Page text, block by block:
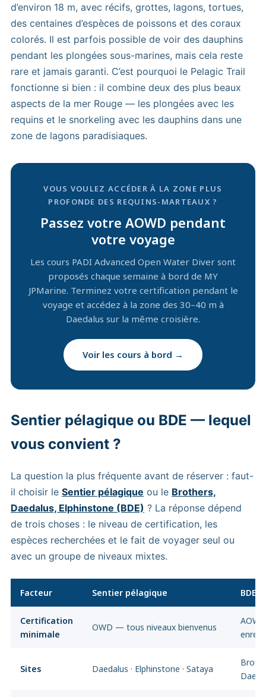
d’environ 18 m, avec récifs, grottes, lagons, tortues,
des centaines d’espèces de poissons et des coraux
colorés. Il est parfois possible de voir des dauphins
pendant les plongées sous-marines, mais cela reste
rare et jamais garanti. C’est pourquoi le Pelagic Trail
fonctionne si bien : il combine deux des plus beaux
aspects de la mer Rouge — les plongées avec les
requins et le snorkeling avec les dauphins dans une
zone de lagons paradisiaques.
VOUS VOULEZ ACCÉDER À LA ZONE PLUS
PROFONDE DES REQUINS-MARTEAUX ?
Passez votre AOWD pendant
votre voyage
Les cours PADI Advanced Open Water Diver sont
proposés chaque semaine à bord de MY
JPMarine. Terminez votre certification pendant le
voyage et accédez à la zone des 30–40 m à
Daedalus sur la même croisière.
Voir les cours à bord →
Sentier pélagique ou BDE — lequel
vous convient ?
La question la plus fréquente avant de réserver : faut-
il choisir le Sentier pélagique ou le Brothers,
Daedalus, Elphinstone (BDE) ? La réponse dépend
de trois choses : le niveau de certification, les
espèces recherchées et le fait de voyager seul ou
avec un groupe de niveaux mixtes.
Facteur Sentier pélagique BDE
Certification
minimale
OWD — tous niveaux bienvenus
Sites Daedalus · Elphinstone · Sataya